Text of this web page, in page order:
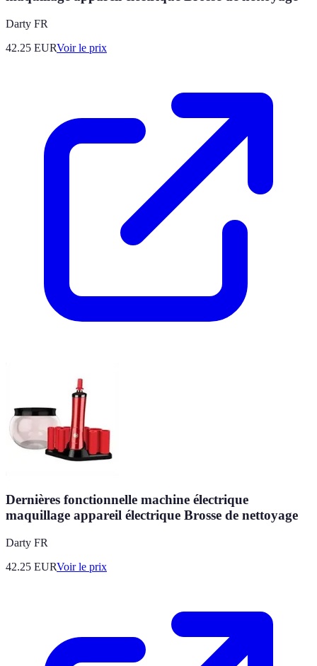
Darty FR
42.25 EURVoir le prix
Dernières fonctionnelle machine électrique
maquillage appareil électrique Brosse de nettoyage
Darty FR
42.25 EURVoir le prix